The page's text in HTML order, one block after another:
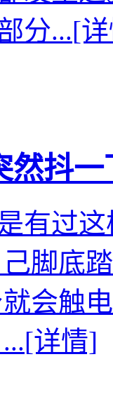
分...[
然抖
有过
脚底
会触
[详情]